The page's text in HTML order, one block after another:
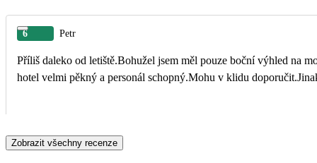
6 Petr
Příliš daleko od letiště.Bohužel jsem měl pouze boční výhled na
hotel velmi pěkný a personál schopný.Mohu v klidu
Zobrazit všechny recenze